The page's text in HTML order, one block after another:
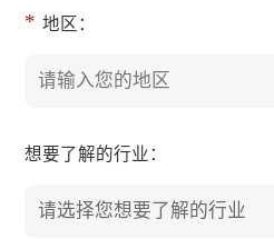
* 地区：
想要了解的行业：
请选择您想要了解的行业